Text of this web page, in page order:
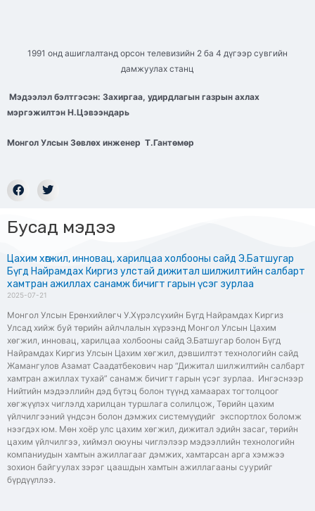
1991 онд ашиглалтанд орсон телевизийн 2 ба 4 дүгээр сувгийн
дамжуулах станц
Мэдээлэл бэлтгэсэн: Захиргаа, удирдлагын газрын ахлах
мэргэжилтэн Н.Цэвээндарь
Монгол Улсын Зөвлөх инженер Т.Гантөмөр
Бусад мэдээ
Цахим хөгжил, инновац, харилцаа холбооны сайд Э.Батшугар
Бүгд Найрамдах Киргиз улстай дижитал шилжилтийн салбарт
хамтран ажиллах санамж бичигт гарын үсэг зурлаа
2025-07-21
Монгол Улсын Ерөнхийлөгч У.Хүрэлсүхийн Бүгд Найрамдах Киргиз
Улсад хийж буй төрийн айлчлалын хүрээнд Монгол Улсын Цахим
хөгжил, инновац, харилцаа холбооны сайд Э.Батшугар болон Бүгд
Найрамдах Киргиз Улсын Цахим хөгжил, дэвшилтэт технологийн сайд
Жамангулов Азамат Саадатбекович нар “Дижитал шилжилтийн салбарт
хамтран ажиллах тухай” санамж бичигт гарын үсэг зурлаа. Ингэснээр
Нийтийн мэдээллийн дэд бүтэц болон түүнд хамаарах тогтолцоог
хөгжүүлэх чиглэлд харилцан туршлага солилцож, Төрийн цахим
үйлчилгээний үндсэн болон дэмжих системүүдийг экспортлох боломж
нээгдэх юм. Мөн хоёр улс цахим хөгжил, дижитал эдийн засаг, төрийн
цахим үйлчилгээ, хиймэл оюуны чиглэлээр мэдээллийн технологийн
компаниудын хамтын ажиллагааг дэмжих, хамтарсан арга хэмжээ
зохион байгуулах зэрэг цаашдын хамтын ажиллагааны суурийг
бүрдүүллээ.